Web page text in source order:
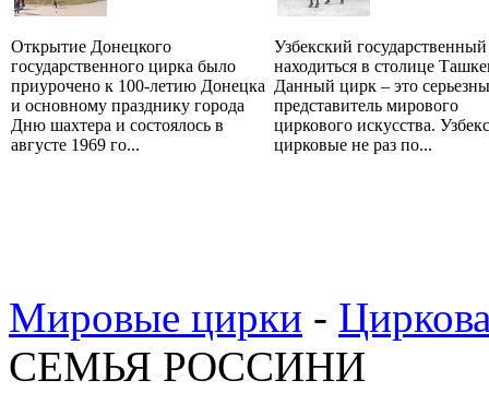
Открытие Донецкого
государственного цирка было
приурочено к 100-летию Донецка
и основному празднику города
Дню шахтера и состоялось в
августе 1969 го...
Узбекский
находиться в столице
Данный цирк – это
представитель мирового
циркового искусства.
цирковые не раз по...
Мировые цирки -
СЕМЬЯ РОССИНИ